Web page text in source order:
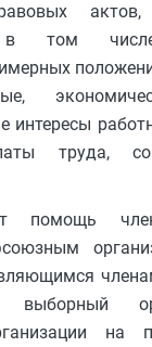
в том числе
интересы
труда,
помощь
выборный
на